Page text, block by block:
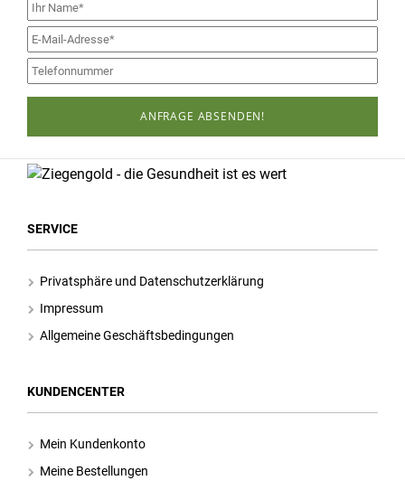
ANFRAGE ABSENDEN!
SERVICE
Privatsphäre und Datenschutzerklärung
Impressum
Allgemeine Geschäftsbedingungen
KUNDENCENTER
Mein Kundenkonto
Meine Bestellungen